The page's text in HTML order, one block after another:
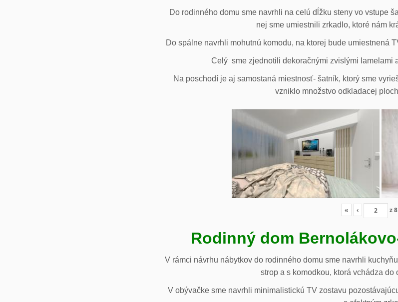
Do rodinného domu sme navrhli na celú dĺžku steny vo vstupe
nej sme umiestnili zrkadlo, ktoré nám
Do spálne navrhli mohutnú komodu, na ktorej bude umiestnená
Celý sme zjednotili dekoračnými zvislými lamelami
Na poschodí je aj samostaná miestnosť- šatník, ktorý sme
vzniklo množstvo odkladacej
« ‹ z8
Rodinný dom
V rámci návrhu nábytkov do rodinného domu sme navrhli
strop a s komodkou, ktorá vchádza do
V obývačke sme navrhli minimalistickú TV zostavu